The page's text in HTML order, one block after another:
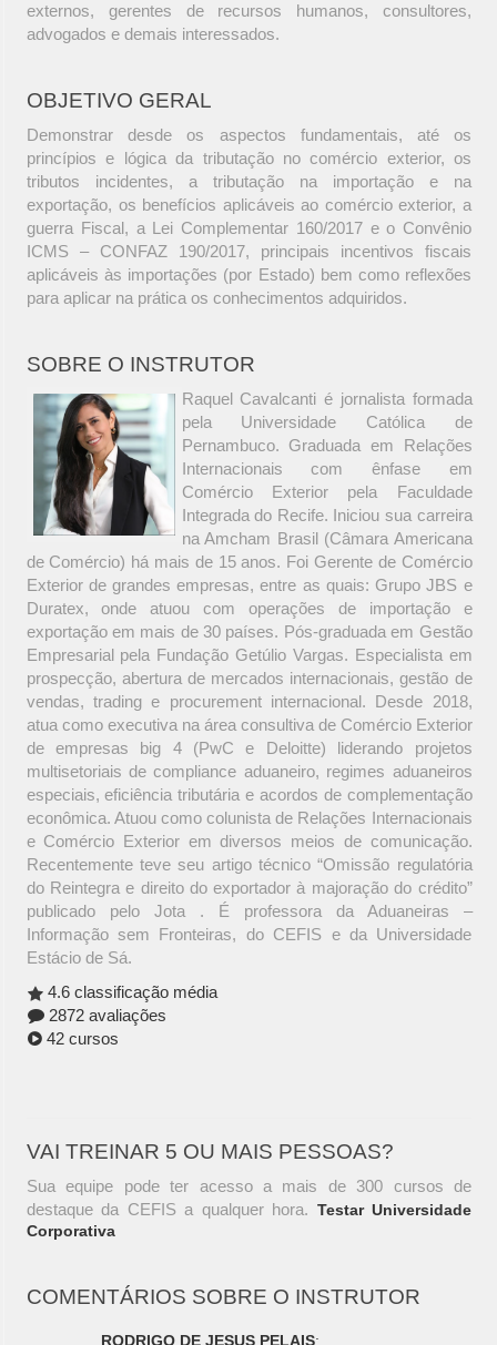
externos, gerentes de recursos humanos, consultores,
advogados e demais interessados.
OBJETIVO GERAL
Demonstrar desde os aspectos fundamentais, até os
princípios e lógica da tributação no comércio exterior, os
tributos incidentes, a tributação na importação e na
exportação, os benefícios aplicáveis ao comércio exterior, a
guerra Fiscal, a Lei Complementar 160/2017 e o Convênio
ICMS – CONFAZ 190/2017, principais incentivos fiscais
aplicáveis às importações (por Estado) bem como reflexões
para aplicar na prática os conhecimentos adquiridos.
SOBRE O INSTRUTOR
Raquel Cavalcanti é jornalista formada
pela Universidade Católica de
Pernambuco. Graduada em Relações
Internacionais com ênfase em
Comércio Exterior pela Faculdade
Integrada do Recife. Iniciou sua carreira
na Amcham Brasil (Câmara Americana
de Comércio) há mais de 15 anos. Foi Gerente de Comércio
Exterior de grandes empresas, entre as quais: Grupo JBS e
Duratex, onde atuou com operações de importação e
exportação em mais de 30 países. Pós-graduada em Gestão
Empresarial pela Fundação Getúlio Vargas. Especialista em
prospecção, abertura de mercados internacionais, gestão de
vendas, trading e procurement internacional. Desde 2018,
atua como executiva na área consultiva de Comércio Exterior
de empresas big 4 (PwC e Deloitte) liderando projetos
multisetoriais de compliance aduaneiro, regimes aduaneiros
especiais, eficiência tributária e acordos de complementação
econômica. Atuou como colunista de Relações Internacionais
e Comércio Exterior em diversos meios de comunicação.
Recentemente teve seu artigo técnico “Omissão regulatória
do Reintegra e direito do exportador à majoração do crédito”
publicado pelo Jota . É professora da Aduaneiras –
Informação sem Fronteiras, do CEFIS e da Universidade
Estácio de Sá.
4.6 classificação média
2872 avaliações
42 cursos
VAI TREINAR 5 OU MAIS PESSOAS?
Sua equipe pode ter acesso a mais de 300 cursos de
destaque da CEFIS a qualquer hora. Testar Universidade
Corporativa
COMENTÁRIOS SOBRE O INSTRUTOR
RODRIGO DE JESUS PELAIS: